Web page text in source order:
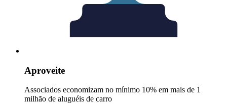
Aproveite
Associados economizam no mínimo 10% em mais de 1
milhão de aluguéis de carro